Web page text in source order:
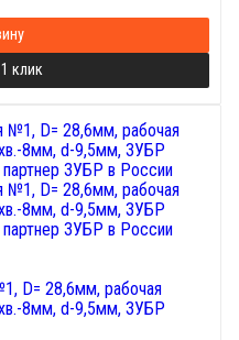
клик
D= 28,6мм, рабочая
8мм, d-9,5мм, ЗУБР